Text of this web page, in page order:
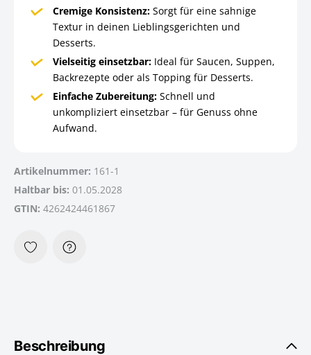
Cremige Konsistenz: Sorgt für eine sahnige
Textur in deinen Lieblingsgerichten und
Desserts.
Vielseitig einsetzbar: Ideal für Saucen, Suppen,
Backrezepte oder als Topping für Desserts.
Einfache Zubereitung: Schnell und
unkompliziert einsetzbar – für Genuss ohne
Aufwand.
Artikelnummer: 161-1
Haltbar bis: 01.05.2028
GTIN: 4262424461867
Beschreibung